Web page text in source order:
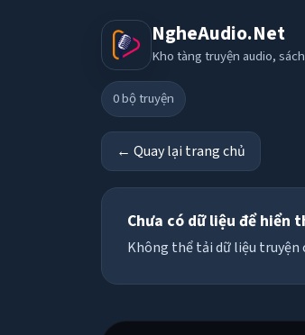
NgheAudio.Net
Kho tàng truyện audio,
0bộ truyện
← Quay lại trang chủ
Chưa có dữ liệu để hiển
Không thể tải dữ liệu